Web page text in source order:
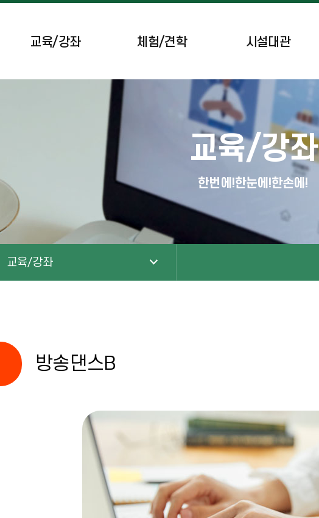
교육/강좌 체험/견학 시설대관
공간시설/체육시설
녹색도시체험센터
무장애 차량 예약
교육/강좌
한번에!한눈에!한손에!
교육/강좌
방송댄스B